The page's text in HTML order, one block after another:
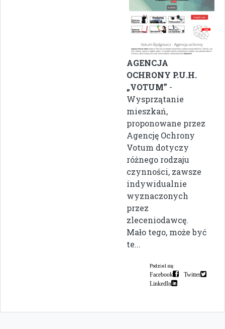
AGENCJA
OCHRONY P.U.H.
„VOTUM” -
Wysprzątanie
mieszkań,
proponowane przez
Agencję Ochrony
Votum dotyczy
różnego rodzaju
czynności, zawsze
indywidualnie
wyznaczonych
przez
zleceniodawcę.
Mało tego, może być
te...
Podziel się:
Facebook
Twitter
LinkedIn